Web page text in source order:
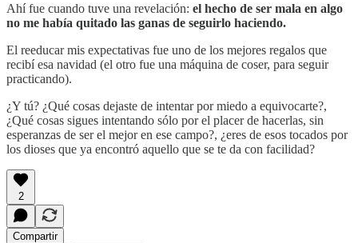
Ahí fue cuando tuve una revelación: el hecho de ser mala en algo
no me había quitado las ganas de seguirlo haciendo.
El reeducar mis expectativas fue uno de los mejores regalos que
recibí esa navidad (el otro fue una máquina de coser, para seguir
practicando).
¿Y tú? ¿Qué cosas dejaste de intentar por miedo a equivocarte?,
¿Qué cosas sigues intentando sólo por el placer de hacerlas, sin
esperanzas de ser el mejor en ese campo?, ¿eres de esos tocados por
los dioses que ya encontró aquello que se te da con facilidad?
2
Compartir